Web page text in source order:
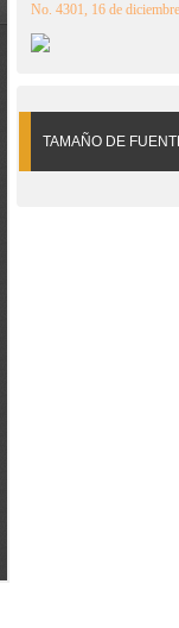
No. 4301, 16 de
TAMAÑO DE